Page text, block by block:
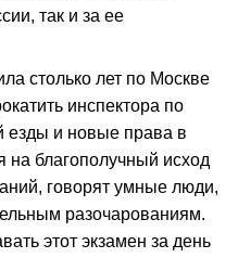
так и за ее
столько лет по Москве
инспектора по
езды и новые права в
на благополучный исход
говорят умные люди,
разочарованиям.
этот экзамен за день